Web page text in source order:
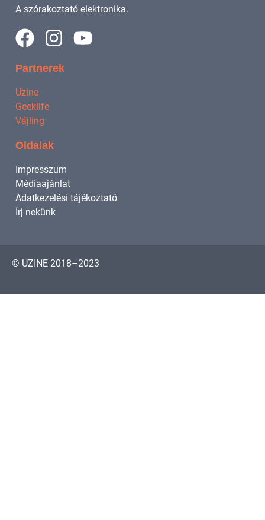
A szórakoztató elektronika.
Partnerek
Uzine
Geeklife
Vájling
Oldalak
Impresszum
Médiaajánlat
Adatkezelési tájékoztató
Írj nekünk
© UZINE 2018–2023